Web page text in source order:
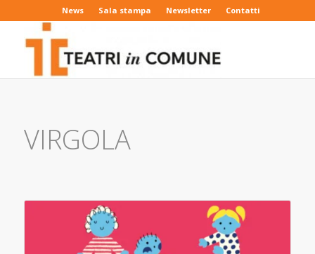
News Sala stampa Newsletter Contatti
VIRGOLA